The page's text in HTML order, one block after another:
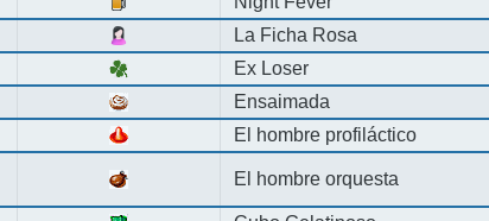
La Ficha Rosa
Ex Loser
Ensaimada
El hombre profiláctico
El hombre orquesta